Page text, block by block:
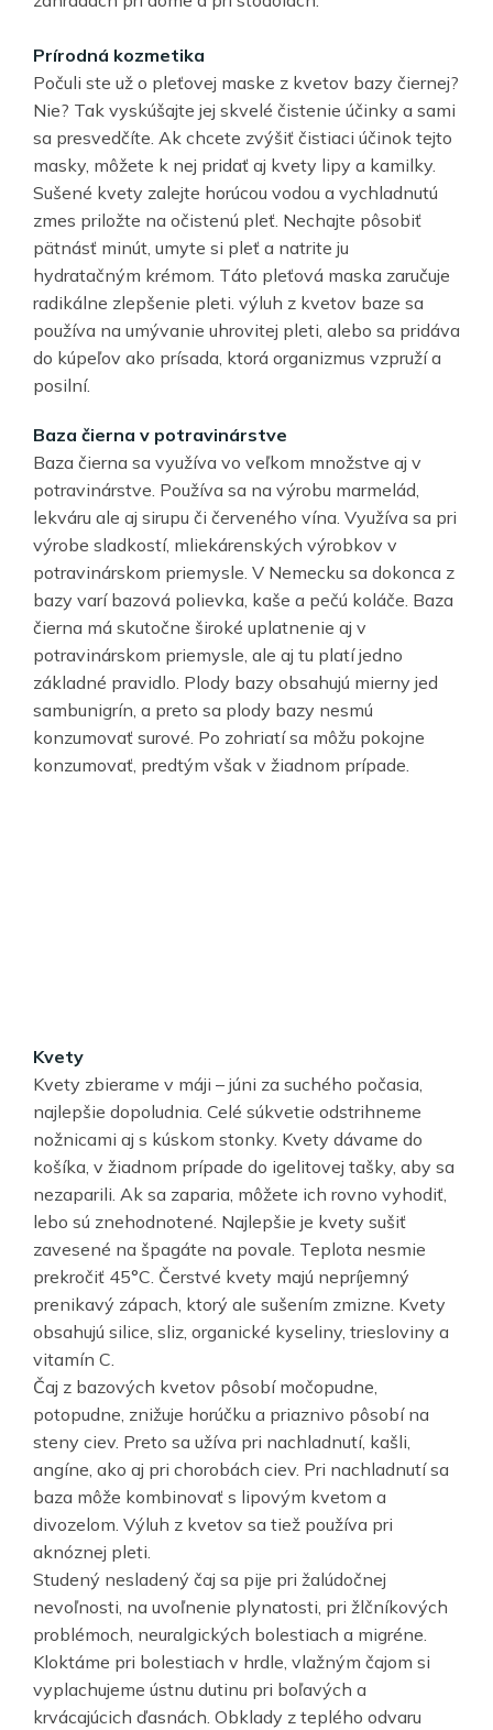
Prírodná kozmetika
Počuli ste už o pleťovej maske z kvetov bazy čiernej?
Nie? Tak vyskúšajte jej skvelé čistenie účinky a sami
sa presvedčíte. Ak chcete zvýšiť čistiaci účinok tejto
masky, môžete k nej pridať aj kvety lipy a kamilky.
Sušené kvety zalejte horúcou vodou a vychladnutú
zmes priložte na očistenú pleť. Nechajte pôsobiť
pätnásť minút, umyte si pleť a natrite ju
hydratačným krémom. Táto pleťová maska zaručuje
radikálne zlepšenie pleti. výluh z kvetov baze sa
používa na umývanie uhrovitej pleti, alebo sa pridáva
do kúpeľov ako prísada, ktorá organizmus vzpruží a
posilní.
Baza čierna v potravinárstve
Baza čierna sa využíva vo veľkom množstve aj v
potravinárstve. Používa sa na výrobu marmelád,
lekváru ale aj sirupu či červeného vína. Využíva sa pri
výrobe sladkostí, mliekárenských výrobkov v
potravinárskom priemysle. V Nemecku sa dokonca z
bazy varí bazová polievka, kaše a pečú koláče. Baza
čierna má skutočne široké uplatnenie aj v
potravinárskom priemysle, ale aj tu platí jedno
základné pravidlo. Plody bazy obsahujú mierny jed
sambunigrín, a preto sa plody bazy nesmú
konzumovať surové. Po zohriatí sa môžu pokojne
konzumovať, predtým však v žiadnom prípade.
Kvety
Kvety zbierame v máji – júni za suchého počasia,
najlepšie dopoludnia. Celé súkvetie odstrihneme
nožnicami aj s kúskom stonky. Kvety dávame do
košíka, v žiadnom prípade do igelitovej tašky, aby sa
nezaparili. Ak sa zaparia, môžete ich rovno vyhodiť,
lebo sú znehodnotené. Najlepšie je kvety sušiť
zavesené na špagáte na povale. Teplota nesmie
prekročiť 45°C. Čerstvé kvety majú nepríjemný
prenikavý zápach, ktorý ale sušením zmizne. Kvety
obsahujú silice, sliz, organické kyseliny, triesloviny a
vitamín C.
Čaj z bazových kvetov pôsobí močopudne,
potopudne, znižuje horúčku a priaznivo pôsobí na
steny ciev. Preto sa užíva pri nachladnutí, kašli,
angíne, ako aj pri chorobách ciev. Pri nachladnutí sa
baza môže kombinovať s lipovým kvetom a
divozelom. Výluh z kvetov sa tiež používa pri
aknóznej pleti.
Studený nesladený čaj sa pije pri žalúdočnej
nevoľnosti, na uvoľnenie plynatosti, pri žlčníkových
problémoch, neuralgických bolestiach a migréne.
Kloktáme pri bolestiach v hrdle, vlažným čajom si
vyplachujeme ústnu dutinu pri boľavých a
krvácajúcich ďasnách. Obklady z teplého odvaru